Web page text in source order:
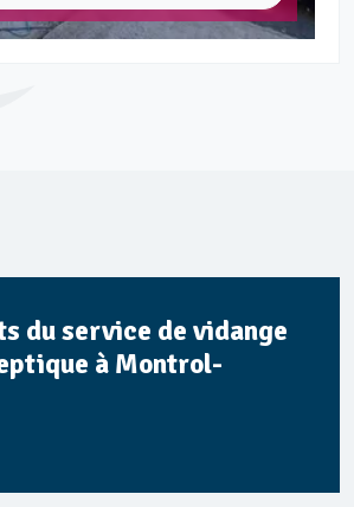
du service de vidange
à Montrol-